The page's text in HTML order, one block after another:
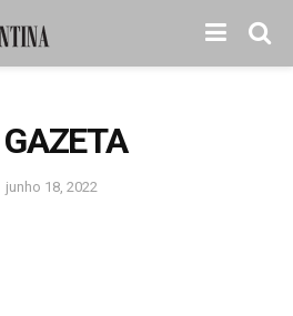
junho 18, 2022